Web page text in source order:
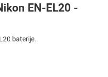
EN-EL20 -
baterije.